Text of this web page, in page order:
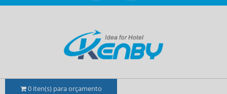
0 iten(s) para orçamento